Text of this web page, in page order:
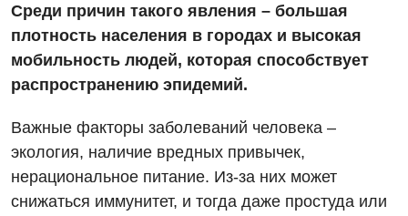
Среди причин такого явления – большая
плотность населения в городах и высокая
мобильность людей, которая способствует
распространению эпидемий.
Важные факторы заболеваний человека –
экология, наличие вредных привычек,
нерациональное питание. Из-за них может
снижаться иммунитет, и тогда даже простуда или